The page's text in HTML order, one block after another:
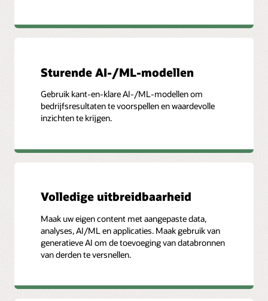
Sturende AI-/ML-modellen
Gebruik kant-en-klare AI-/ML-modellen om
bedrijfsresultaten te voorspellen en waardevolle
inzichten te krijgen.
Volledige uitbreidbaarheid
Maak uw eigen content met aangepaste data,
analyses, AI/ML en applicaties. Maak gebruik van
generatieve AI om de toevoeging van databronnen
van derden te versnellen.